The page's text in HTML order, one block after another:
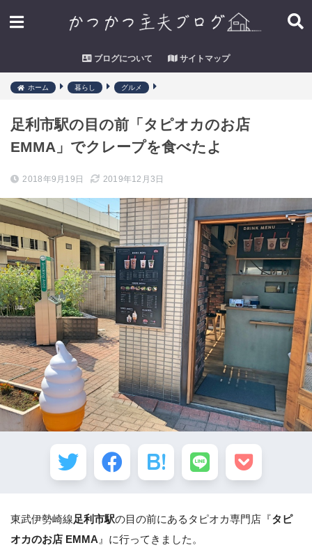
ブログについて サイトマップ
ホーム 暮らし グルメ
足利市駅の目の前「タピオカのお店
EMMA」でクレープを食べたよ
2018年9月19日 2019年12月3日
東武伊勢崎線足利市駅の目の前にあるタピオカ専門店『タピ
オカのお店 EMMA 』に行ってきました。